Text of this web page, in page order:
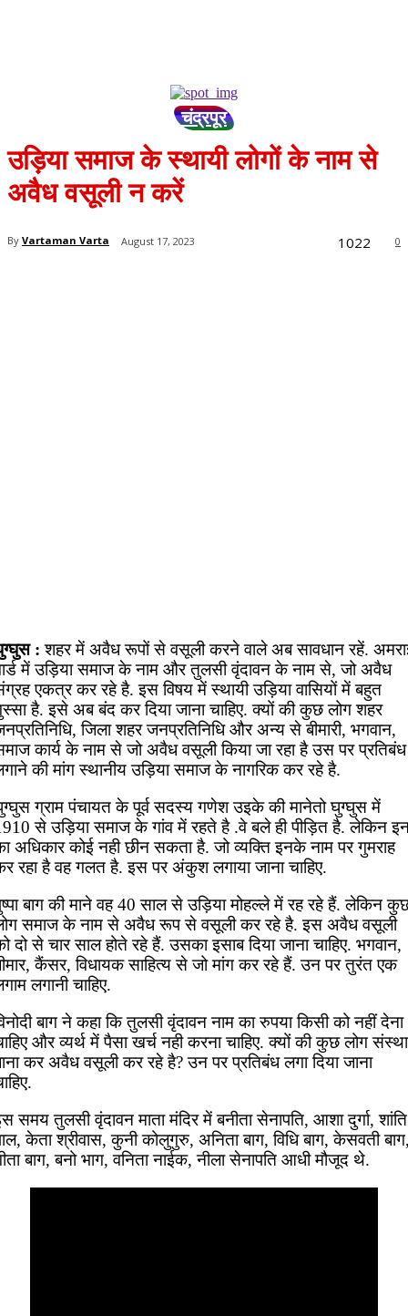
चंद्रपूर
उड़िया समाज के स्थायी लोगों के नाम से
अवैध वसूली न करें
By Vartaman Varta August 17, 2023 0
1022
: शहर में अवैध रूपों से वसूली करने वाले अब सावधान रहें.
में उड़िया समाज के नाम और तुलसी वृंदावन के नाम से, जो अवैध
एकत्र कर रहे है. इस विषय में स्थायी उड़िया वासियों में बहुत
है. इसे अब बंद कर दिया जाना चाहिए. क्यों की कुछ लोग शहर
जिला शहर जनप्रतिनिधि और अन्य से बीमारी, भगवान,
कार्य के नाम से जो अवैध वसूली किया जा रहा है उस पर प्रतिबंध
की मांग स्थानीय उड़िया समाज के नागरिक कर रहे है.
ग्राम पंचायत के पूर्व सदस्य गणेश उइके की मानेतो घुग्घुस में
से उड़िया समाज के गांव में रहते है .वे बले ही पीड़ित है. लेकिन
अधिकार कोई नही छीन सकता है. जो व्यक्ति इनके नाम पर गुमराह
रहा है वह गलत है. इस पर अंकुश लगाया जाना चाहिए.
बाग की माने वह 40 साल से उड़िया मोहल्ले में रह रहे हैं. लेकिन
समाज के नाम से अवैध रूप से वसूली कर रहे है. इस अवैध वसूली
दो से चार साल होते रहे हैं. उसका इसाब दिया जाना चाहिए. भगवान,
कैंसर, विधायक साहित्य से जो मांग कर रहे हैं. उन पर तुरंत एक
लगानी चाहिए.
बाग ने कहा कि तुलसी वृंदावन नाम का रुपया किसी को नहीं देना
और व्यर्थ में पैसा खर्च नही करना चाहिए. क्यों की कुछ लोग संस्था
कर अवैध वसूली कर रहे है? उन पर प्रतिबंध लगा दिया जाना
समय तुलसी वृंदावन माता मंदिर में बनीता सेनापति, आशा दुर्गा, शांति
केता श्रीवास, कुनी कोलुगुरु, अनिता बाग, विधि बाग, केसवती
बाग, बनो भाग, वनिता नाईक, नीला सेनापति आधी मौजूद थे.